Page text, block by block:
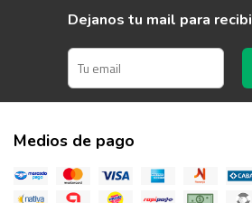
Dejanos tu mail para
Medios de pago